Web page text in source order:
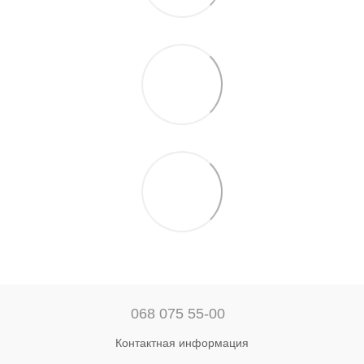
068 075 55-00
Контактная информация